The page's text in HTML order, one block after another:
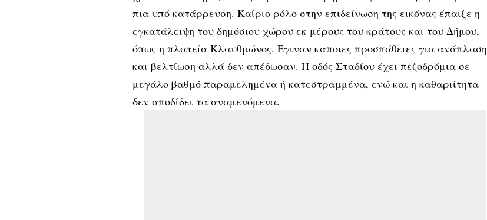
πια υπό κατάρρευση. Καίριο ρόλο στην επιδείνωση της εικόνας έπαιξε η
εγκατάλειψη του δημόσιου χώρου εκ μέρους του κράτους και του Δήμου,
όπως η πλατεία Κλαυθμώνος. Έγιναν καποιες προσπάθειες για ανάπλαση
και βελτίωση αλλά δεν απέδωσαν. Η οδός Σταδίου έχει πεζοδρόμια σε
μεγάλο βαθμό παραμελημένα ή κατεστραμμένα, ενώ και η καθαριίτητα
δεν αποδίδει τα αναμενόμενα.